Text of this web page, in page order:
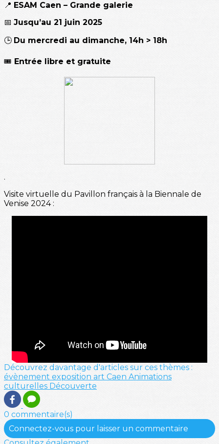
📍 ESAM Caen – Grande galerie
📅 Jusqu’au 21 juin 2025
🕒 Du mercredi au dimanche, 14h > 18h
🎟️ Entrée libre et gratuite
.
Visite virtuelle du Pavillon français à la Biennale de
Venise 2024 :
Découvrez davantage d'articles sur ces thèmes :
évènement exposition art Caen Animations
culturelles Découverte
0 commentaire(s)
Connectez-vous pour laisser un commentaire